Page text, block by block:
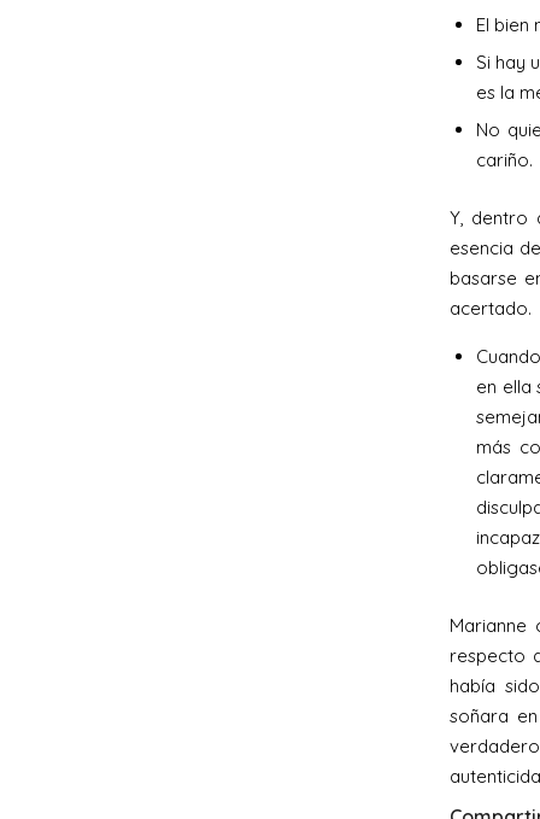
El bien
Si hay
es la
No
cariño.
Y, dentro
esencia
basarse
acertado.
en ella
más
Marianne
respecto
había
soñara